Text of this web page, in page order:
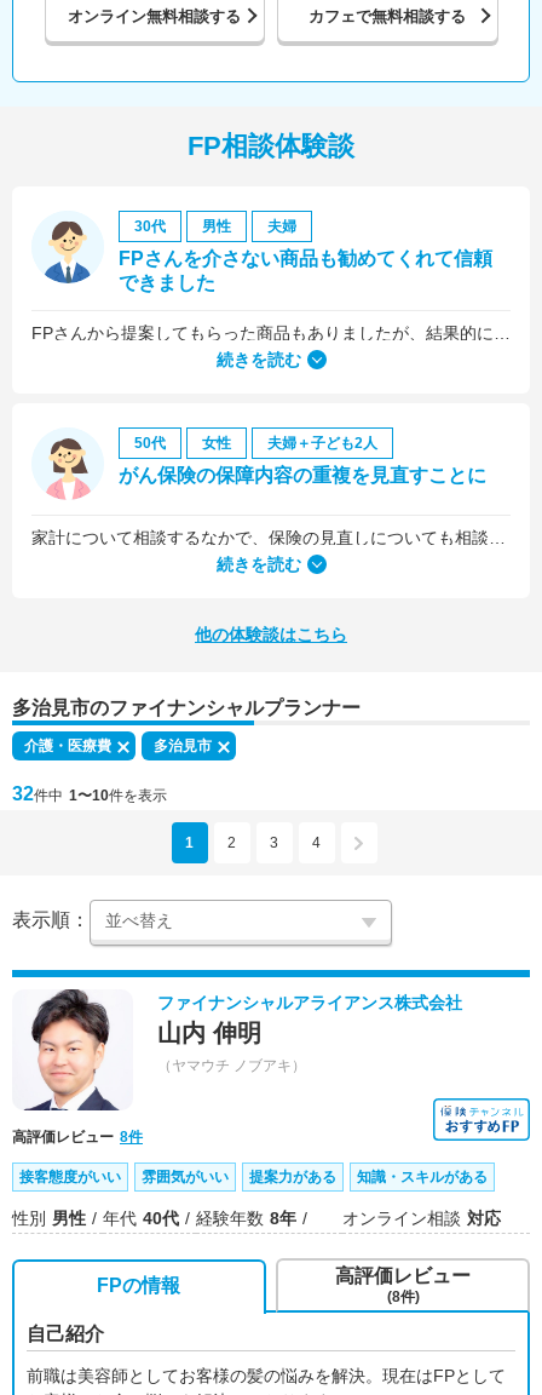
オンライン無料相談する カフェで無料相談する
FP相談体験談
30代 男性 夫婦
FPさんを介さない商品も勧めてくれて信頼
できました
続きを読む
50代 女性 夫婦＋子ども2人
がん保険の保障内容の重複を見直すことに
続きを読む
他の体験談はこちら
多治見市のファイナンシャルプランナー
介護・医療費 多治見市
32件中 1〜10件を表示
1 2 3 4
表示順：
ファイナンシャルアライアンス株式会社
山内 伸明
（ヤマウチ ノブアキ）
高評価レビュー 8件
接客態度がいい 雰囲気がいい 提案力がある 知識・スキルがある
性別 男性 年代 40代 経験年数 8年 オンライン相談 対応
FPの情報
自己紹介
前職は美容師としてお客様の髪の悩みを解決。現在はFPとして
高評価レビュー
(8件)